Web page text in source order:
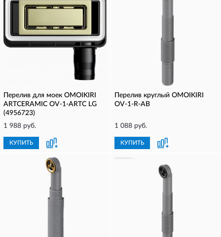
Перелив для моек OMOIKIRI
ARTCERAMIC OV-1-ARTC LG
(4956723)
1 988 руб.
КУПИТЬ
Перелив круглый OMOIKIRI
OV-1-R-AB
1 088 руб.
КУПИТЬ